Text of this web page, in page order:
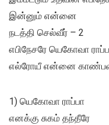
இன்னும் என்னை
நடத்தி செல்வீர் – 2
எபிநேசரே யெகோவா
எல்ரோயீ என்னை
1) யெகோவா ராப்பா
எனக்கு சுகம் தந்தீரே